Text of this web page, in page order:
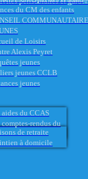
du CM des enfants
COMMUNAUTAIRE
de Loisirs
Alexis Peyret
jeunes
jeunes CCLB
jeunes
aides du CCAS
comptes-rendus du
de retraite
à domicile